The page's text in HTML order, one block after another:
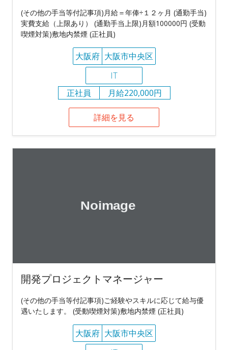
(その他の手当等付記事項)月給＝年俸÷１２ヶ月 (通勤手当)
実費支給（上限あり） (通勤手当上限)月額100000円 (受動
喫煙対策)敷地内禁煙 (正社員)
大阪府 大阪市中央区
IT
正社員
月給220,000円
詳細を見る
開発プロジェクトマネージャー
(その他の手当等付記事項)ご経験やスキルに応じて給与優
遇いたします。 (受動喫煙対策)敷地内禁煙 (正社員)
大阪府 大阪市中央区